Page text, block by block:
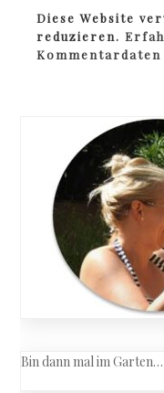
Diese Website
reduzieren.
Bin dann mal im Garten…